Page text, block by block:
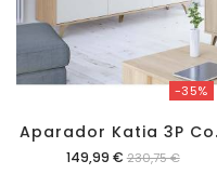
-35%
Precio
149,99 € 230,75 €